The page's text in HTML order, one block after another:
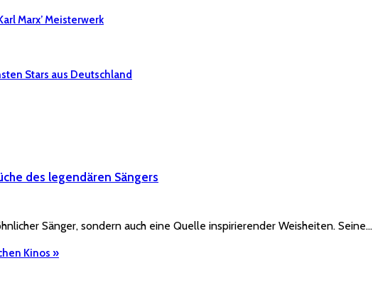
Marx’ Meisterwerk
Stars aus Deutschland
des legendären Sängers
Sänger, sondern auch eine Quelle inspirierender Weisheiten. Seine…
Kinos »